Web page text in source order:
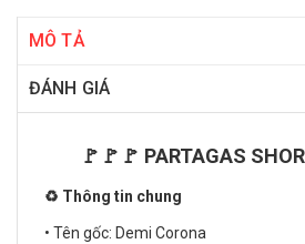
MÔ TẢ
ĐÁNH GIÁ
🚩🚩🚩 PARTAGAS
♻️ Thông tin chung
• Tên gốc: Demi Corona